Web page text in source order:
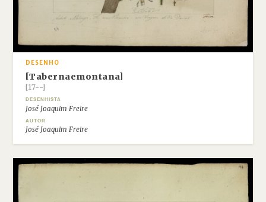
DESENHO
[Tabernaemontana]
[17--]
DESENHISTA
José Joaquim Freire
AUTOR
José Joaquim Freire